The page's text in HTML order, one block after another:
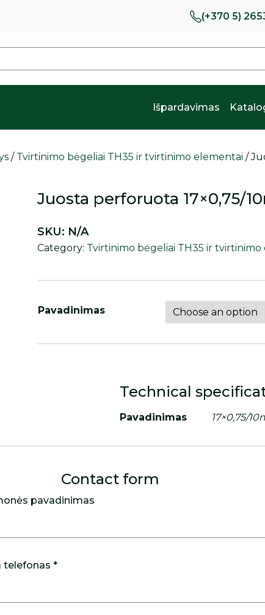
(+370 5)
Išpardavimas
/ Tvirtinimo bėgeliai TH35 ir tvirtinimo elementai /
Juosta perforuota 17×0,75/
Pavadinimas
SKU: N/A
Category: Tvirtinimo bėgeliai TH35 ir tvirtinimo
Technical
Pavadinimas 17×0,75/
Contact form
pavadinimas
telefonas *